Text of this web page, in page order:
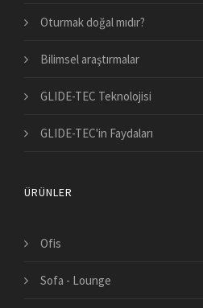
Oturmak doğal mıdır?
Bilimsel araştırmalar
GLIDE-TEC Teknolojisi
GLIDE-TEC'in Faydaları
ÜRÜNLER
Ofis
Sofa - Lounge